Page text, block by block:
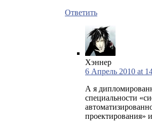
Ответить
Хэннер
6 Апрель 2010 at
А я
специальности
проектирования»